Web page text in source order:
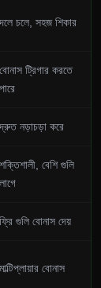
দলে চলে, সহজ শিকার
বোনাস ট্রিগার করতে
পারে
দ্রুত নড়াচড়া করে
শক্তিশালী, বেশি গুলি
লাগে
ফ্রি গুলি বোনাস দেয়
মাল্টিপ্লায়ার বোনাস